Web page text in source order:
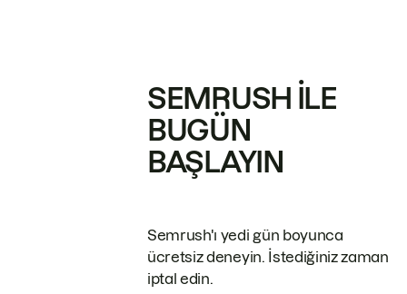
SEMRUSH ILE
BUGÜN
BAŞLAYIN
Semrush'ı yedi gün boyunca
ücretsiz deneyin. İstediğiniz zaman
iptal edin.